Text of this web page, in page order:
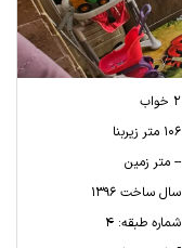
2 خواب
106 متر زیربنا
-- متر زمین
سال ساخت 1396
شماره طبقه: 4